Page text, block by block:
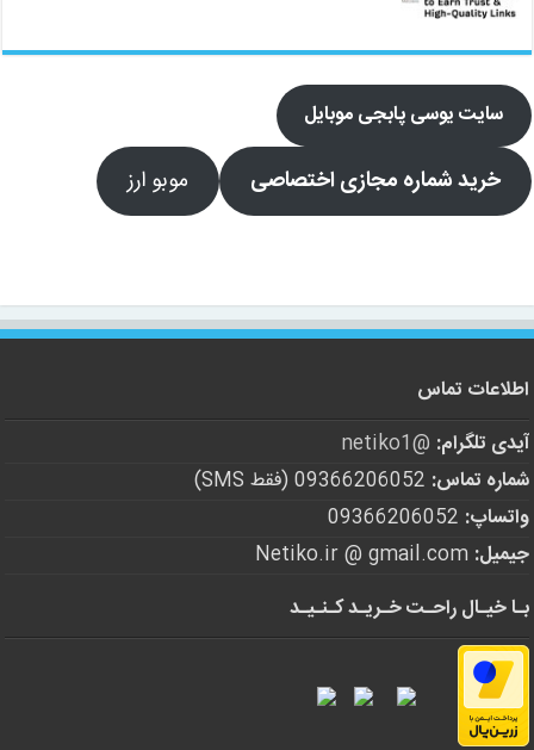
سایت یوسی پابجی موبایل
خرید شماره مجازی اختصاصی موبو ارز
اطلاعات تماس
آیدی تلگرام: @netiko1
شماره تماس:
واتساپ:
جیمیل:
بـا خیـال راحـت خـریـد کـنـیـد